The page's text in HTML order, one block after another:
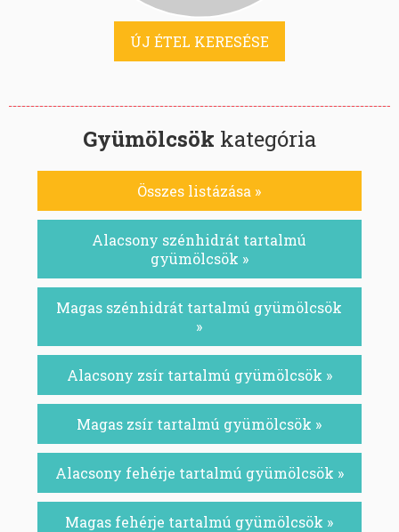
ÚJ ÉTEL KERESÉSE
Gyümölcsök kategória
Összes listázása »
Alacsony szénhidrát tartalmú
gyümölcsök »
Magas szénhidrát tartalmú gyümölcsök
»
Alacsony zsír tartalmú gyümölcsök »
Magas zsír tartalmú gyümölcsök »
Alacsony fehérje tartalmú gyümölcsök »
Magas fehérje tartalmú gyümölcsök »